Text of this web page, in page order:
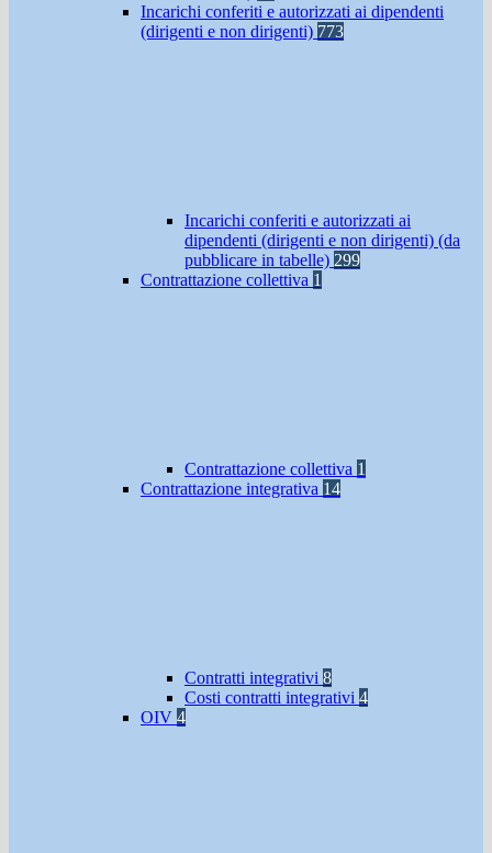
Incarichi conferiti e autorizzati ai dipendenti
(dirigenti e non dirigenti) 773
Incarichi conferiti e autorizzati ai
dipendenti (dirigenti e non dirigenti) (da
pubblicare in tabelle) 299
Contrattazione collettiva 1
Contrattazione collettiva 1
Contrattazione integrativa 14
Contratti integrativi 8
Costi contratti integrativi 4
OIV 4